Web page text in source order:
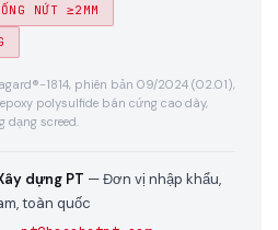
NỨT ≥2MM
1814, phiên bản 09/2024 (02.01),
polysulfide bán cứng cao dày,
dạng screed.
dựng PT — Đơn vị nhập khẩu,
toàn quốc